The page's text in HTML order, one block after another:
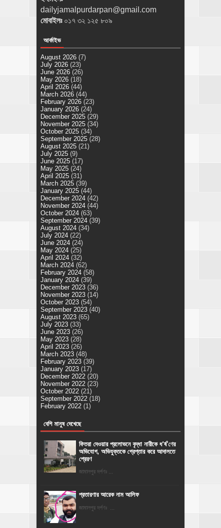
dailyjamalpurdarpan@gmail.com
মোবাইলঃ ০১৭ ৩২ ১২৫ ৮০৯
আর্কাইভ
August 2026 (7)
July 2026 (23)
June 2026 (26)
May 2026 (18)
April 2026 (44)
March 2026 (44)
February 2026 (23)
January 2026 (24)
December 2025 (29)
November 2025 (34)
October 2025 (34)
September 2025 (28)
August 2025 (21)
July 2025 (9)
June 2025 (17)
May 2025 (24)
April 2025 (31)
March 2025 (39)
January 2025 (44)
December 2024 (42)
November 2024 (44)
October 2024 (63)
September 2024 (39)
August 2024 (34)
July 2024 (22)
June 2024 (24)
May 2024 (25)
April 2024 (32)
March 2024 (62)
February 2024 (58)
January 2024 (39)
December 2023 (36)
November 2023 (14)
October 2023 (54)
September 2023 (40)
August 2023 (65)
July 2023 (33)
June 2023 (26)
May 2023 (28)
April 2023 (26)
March 2023 (48)
February 2023 (39)
January 2023 (17)
December 2022 (20)
November 2022 (23)
October 2022 (21)
September 2022 (18)
February 2022 (1)
বেশি মানুষ দেখেছে
ফিতরা দেওয়ার প্রলোভনে বৃদ্ধা নারীকে ধ'র্ষ'ণের
অভিযোগ, অভিযুক্তকে গ্রেপ্তার করে আদালতে
প্রেরণ
জামালপুর দর্পণঃ ...
প্রতারণার আরেক নাম আলিফ
জামালপুর দর্পণঃ ...